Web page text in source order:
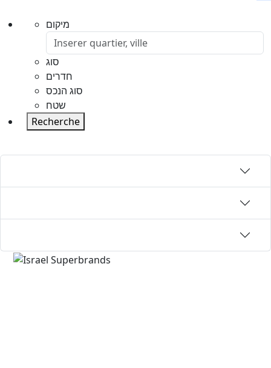
מיקום
סוג
חדרים
סוג הנכס
שטח
Recherche